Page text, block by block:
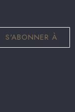
S'ABONNER À